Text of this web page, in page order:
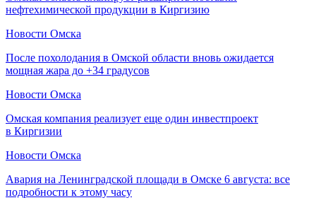
нефтехимической продукции в Киргизию
Новости Омска
После похолодания в Омской области вновь ожидается
мощная жара до +34 градусов
Новости Омска
Омская компания реализует еще один инвестпроект
в Киргизии
Новости Омска
Авария на Ленинградской площади в Омске 6 августа: все
подробности к этому часу